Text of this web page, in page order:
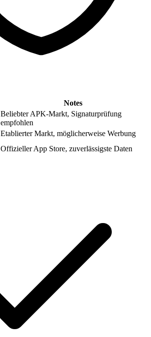
Notes
Beliebter APK-Markt, Signaturprüfung
empfohlen
Etablierter Markt, möglicherweise Werbung
Offizieller App Store, zuverlässigste Daten